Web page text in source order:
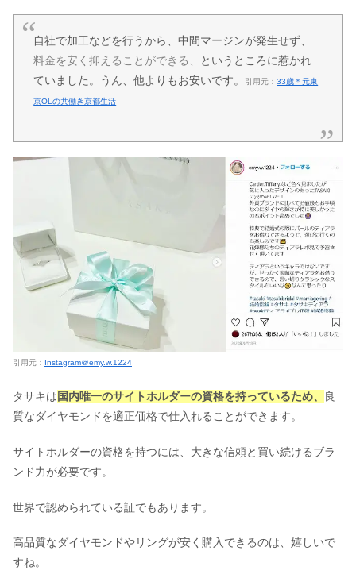
自社で加工などを行うから、中間マージンが発生せず、
料金を安く抑えることができる
、というところに惹かれ
ていました。うん、他よりもお安いです。
引用元：33歳＊元東
京OLの共働き京都生活
引用元： Instagram＠emy.w.1224
タサキは国内唯一のサイトホルダーの資格を持っているため、
良
質なダイヤモンドを適正価格で仕入れることができます。
サイトホルダーの資格を持つには、大きな信頼と買い続けるブラ
ンド力が必要です。
世界で認められている証でもあります。
高品質なダイヤモンドやリングが安く購入できるのは、嬉しいで
すね。